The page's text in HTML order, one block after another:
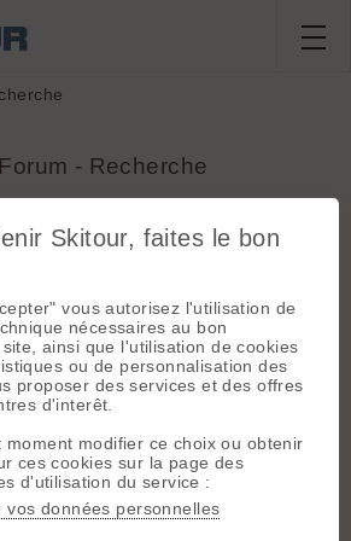
Forum - Recherche
les sujets
4-Quattro(DynoArno le 23.02.2023 à
ces pompes sur un week-end, en
une excellente chaussure de ski, qui
une utilisation exclusive rando.
le poids, et Scarpa nous sortira...
d'Argentière (DynoArno le
du bassin d'Argentière sont bien
Skitour, faites le bon
vous autorisez l'utilisation de
nécessaires au bon
ainsi que l'utilisation de cookies
ou de personnalisation des
proposer des services et des offres
d'interêt.
moment modifier ce choix ou obtenir
ces cookies sur la page des
d'utilisation du service :
vos données personnelles